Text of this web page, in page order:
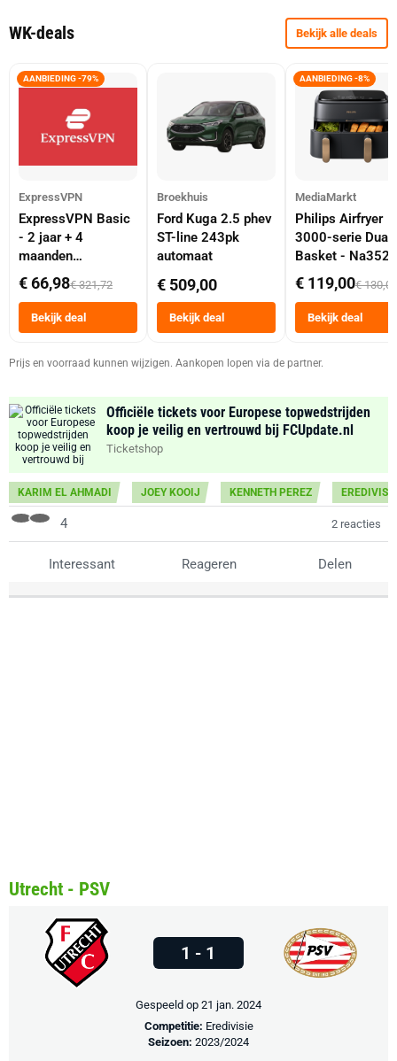
WK-deals Bekijk alle deals
AANBIEDING -79%
ExpressVPN
ExpressVPN Basic
- 2 jaar + 4
maanden
abonnement
€ 66,98€ 321,72
Bekijk deal
Broekhuis
Ford Kuga 2.5 phev
ST-line 243pk
automaat
€ 509,00
Bekijk deal
AANBIEDING -8%
MediaMarkt
Philips Airfryer
3000-serie Dual
Basket -
Dubbele Mand 9
Tot 6 Personen
Heteluchtfriteuse
Zwart
€ 119,00€ 130,00
Bekijk deal
Prijs en voorraad kunnen wijzigen. Aankopen lopen via de partner.
Officiële tickets voor Europese topwedstrijden
koop je veilig en vertrouwd bij FCUpdate.nl
Ticketshop
KARIM EL AHMADI JOEY KOOIJ KENNETH PEREZ EREDIVISIE
4 2 reacties
Interessant Reageren Delen
Utrecht - PSV
1 - 1
Gespeeld op 21 jan. 2024
Competitie: Eredivisie
Seizoen: 2023/2024